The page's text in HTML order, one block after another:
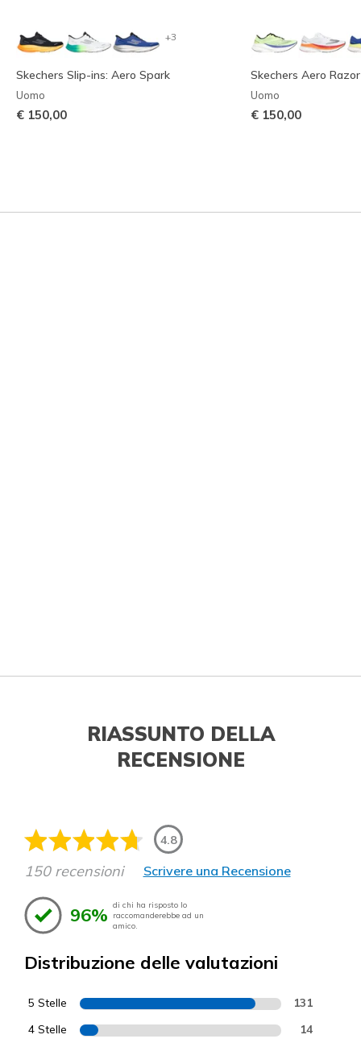
+3
Skechers Slip-ins: Aero Spark
Uomo
€ 150,00
Skechers Aero Razor
Uomo
€ 150,00
RIASSUNTO DELLA
RECENSIONE
4.8
150 recensioni Scrivere una Recensione
96% di chi ha risposto lo
raccomanderebbe ad un
amico.
Distribuzione delle valutazioni
5 Stelle 131
4 Stelle 14